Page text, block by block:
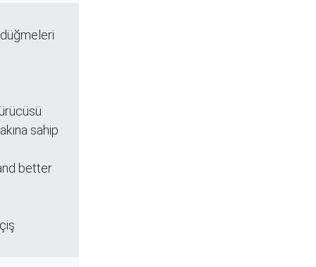
sahip
better